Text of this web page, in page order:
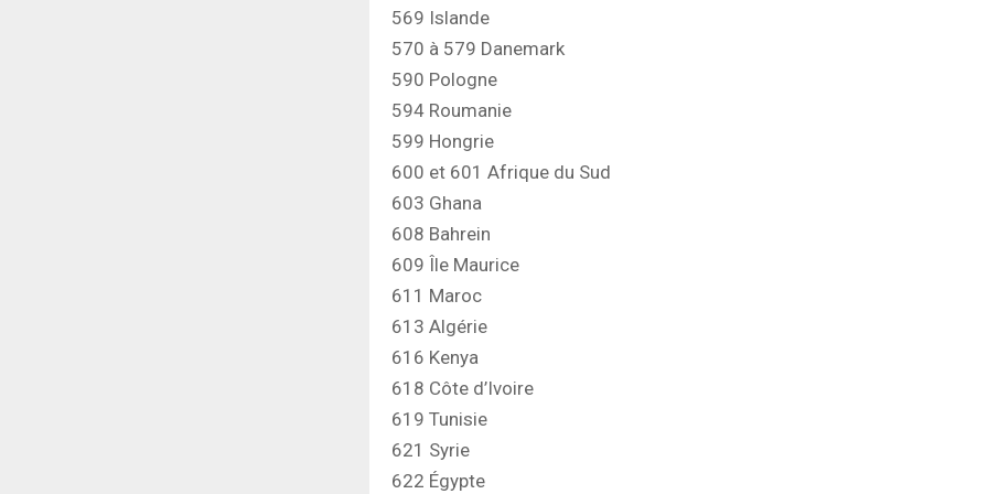
569 Islande
570 à 579 Danemark
590 Pologne
594 Roumanie
599 Hongrie
600 et 601 Afrique du Sud
603 Ghana
608 Bahrein
609 Île Maurice
611 Maroc
613 Algérie
616 Kenya
618 Côte d’Ivoire
619 Tunisie
621 Syrie
622 Égypte